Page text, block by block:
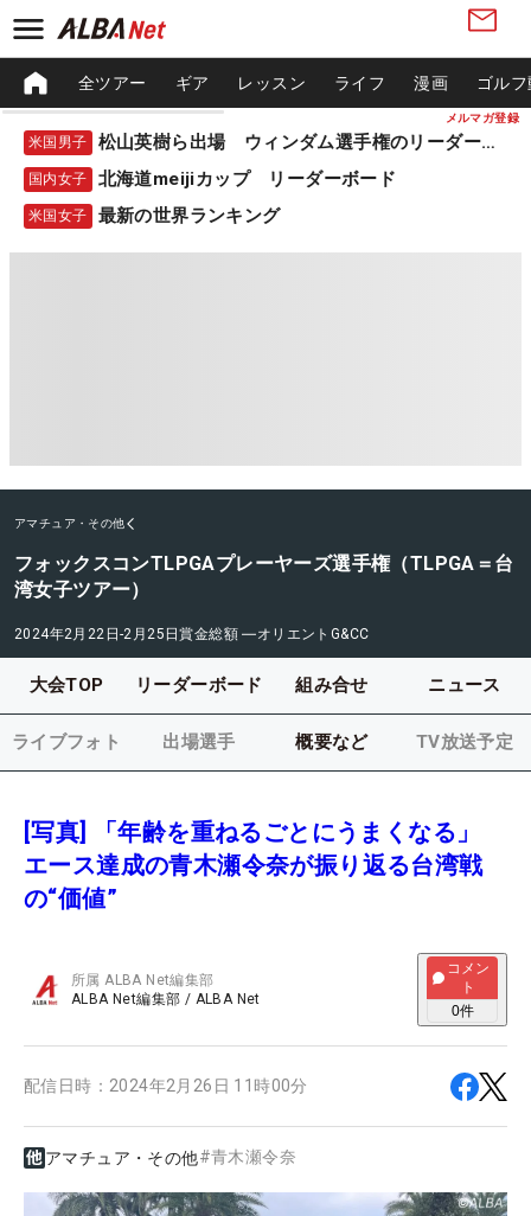
メルマガ登録
全ツアー ギア レッスン ライフ 漫画 ゴル
米国男子 松山英樹ら出場 ウィンダム選手権のリーダーボード
国内女子 北海道meijiカップ リーダーボード
米国女子 最新の世界ランキング
アマチュア・その他
フォックスコンTLPGAプレーヤーズ選手権（TLPGA＝台
湾女子ツアー）
2024年2月22日-2月25日賞金総額 ―オリエントG&CC
大会TOP リーダーボード 組み合せ ニュース
ライブフォト 出場選手 概要など TV放送予定
[写真] 「年齢を重ねるごとにうまくなる」
エース達成の青木瀬令奈が振り返る台湾戦
の“価値”
所属ALBA Net編集部
ALBA Net編集部 / ALBA Net
コメン
ト
0件
配信日時： 2024年2月26日 11時00分
アマチュア・その他#青木瀬令奈